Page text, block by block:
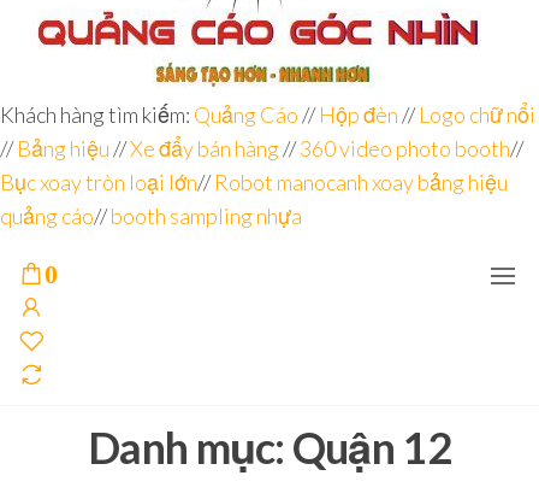
Đơn vị
chuyên
sâu – 8
năm
kinh
nghiệm
Góc
Nhìn
Agency –
nhà sản
xuất
POSM,
Quầy
Sampling,
Booth
trưng
bày, tủ
trưng
bày… tại
Tp.Hồ
Khách hàng tìm kiếm: Quảng Cáo//Hộp đèn//Logo chữ nổi
//Bảng hiệu//Xe đẩy bán hàng//360 video photo booth//
Bục xoay tròn loại lớn//Robot manocanh xoay bảng hiệu
quảng cáo//booth sampling nhựa
0
Danh mục: Quận 12